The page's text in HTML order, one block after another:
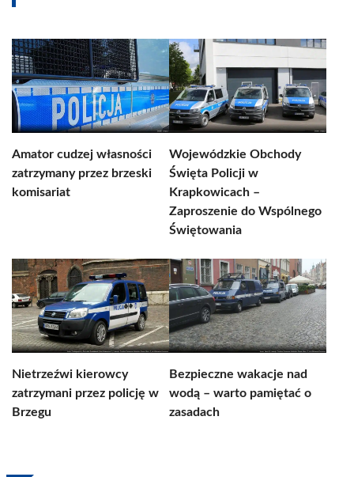
Amator cudzej własności
zatrzymany przez brzeski
komisariat
Wojewódzkie Obchody
Święta Policji w
Krapkowicach –
Zaproszenie do Wspólnego
Świętowania
Nietrzeźwi kierowcy
zatrzymani przez policję w
Brzegu
Bezpieczne wakacje nad
wodą – warto pamiętać o
zasadach